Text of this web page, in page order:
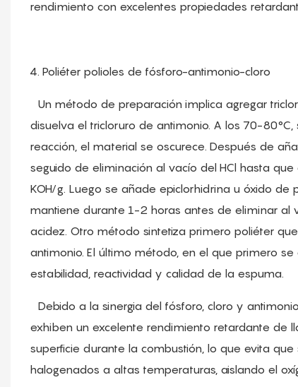
rendimiento con excelentes propiedades
4. Poliéter polioles de fósforo-antimonio-cloro
Un método de preparación implica agregar
disuelva el tricloruro de antimonio. A los 70-
reacción, el material se oscurece. Después de
seguido de eliminación al vacío del HCl hasta
KOH/g. Luego se añade epiclorhidrina u óxido
mantiene durante 1-2 horas antes de eliminar al
acidez. Otro método sintetiza primero poliéter
antimonio. El último método, en el que primero
estabilidad, reactividad y calidad de la espuma.
Debido a la sinergia del fósforo, cloro y
exhiben un excelente rendimiento retardante de
superficie durante la combustión, lo que evita
halogenados a altas temperaturas, aislando el